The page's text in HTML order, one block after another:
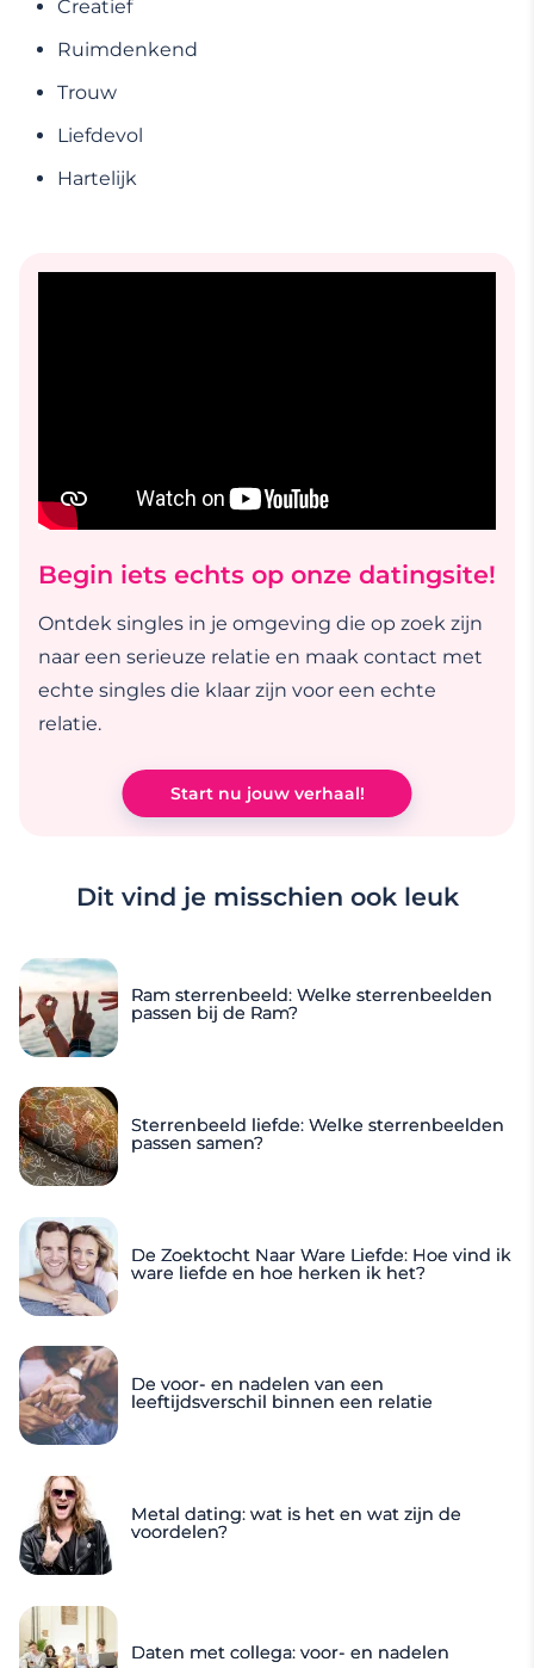
Creatief
Ruimdenkend
Trouw
Liefdevol
Hartelijk
Begin iets echts op onze datingsite!
Ontdek singles in je omgeving die op zoek zijn
naar een serieuze relatie en maak contact met
echte singles die klaar zijn voor een echte
relatie.
Start nu jouw verhaal!
Dit vind je misschien ook leuk
Ram sterrenbeeld: Welke sterrenbeelden
passen bij de Ram?
Sterrenbeeld liefde: Welke sterrenbeelden
passen samen?
De Zoektocht Naar Ware Liefde: Hoe vind ik
ware liefde en hoe herken ik het?
De voor- en nadelen van een
leeftijdsverschil binnen een relatie
Metal dating: wat is het en wat zijn de
voordelen?
Daten met collega: voor- en nadelen